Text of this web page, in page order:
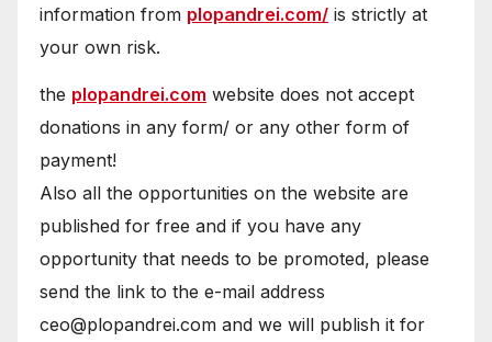
information from plopandrei.com/ is strictly at
your own risk.
the plopandrei.com website does not accept
donations in any form/ or any other form of
payment!
Also all the opportunities on the website are
published for free and if you have any
opportunity that needs to be promoted, please
send the link to the e-mail address
ceo@plopandrei.com and we will publish it for